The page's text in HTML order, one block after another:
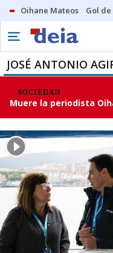
Oihane Mateos Gol
JOSÉ ANTONIO
SOCIEDAD
Muere la periodista